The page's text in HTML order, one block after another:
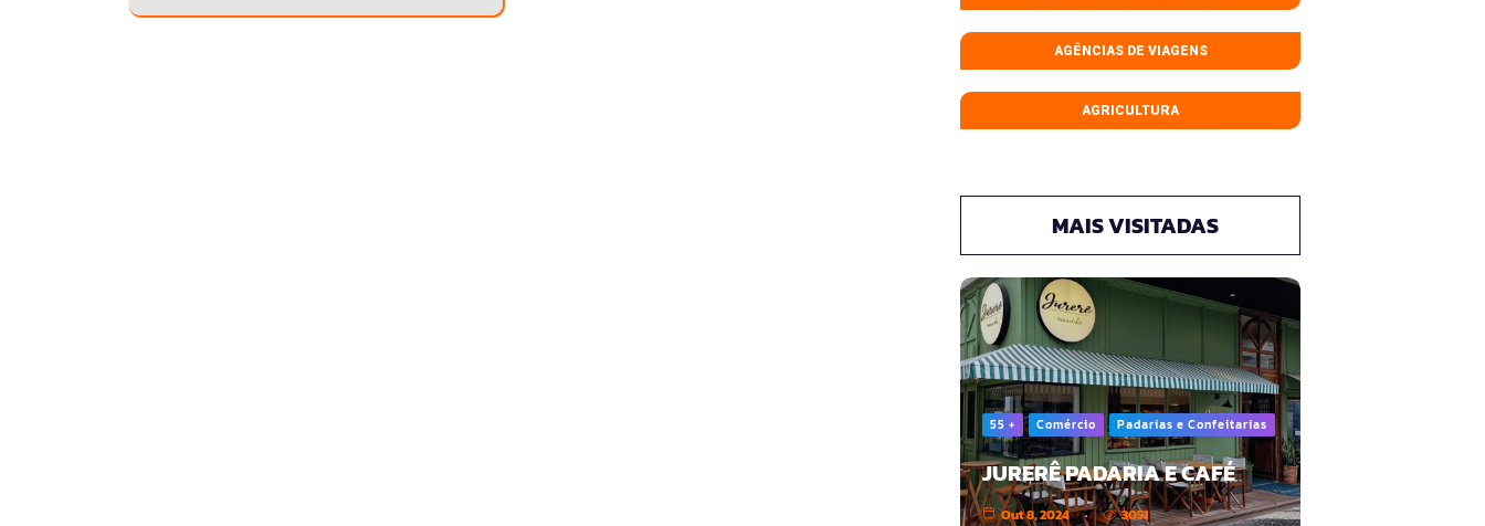
AGÊNCIAS DE VIAGENS
AGRICULTURA
MAIS VISITADAS
55 + Comércio Padarias e Confeitarias
JURERÊ PADARIA E CAFÉ
Out 8, 2024 3051